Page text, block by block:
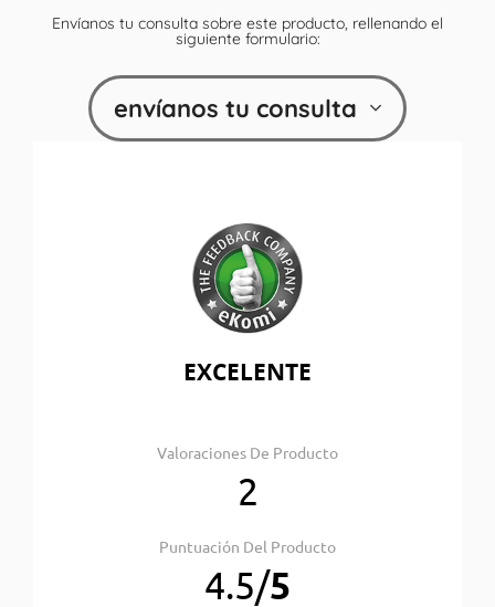
Envíanos tu consulta sobre este producto, rellenando el
siguiente formulario:
envíanos tu consulta
EXCELENTE
Valoraciones De Producto
2
Puntuación Del Producto
4.5/5